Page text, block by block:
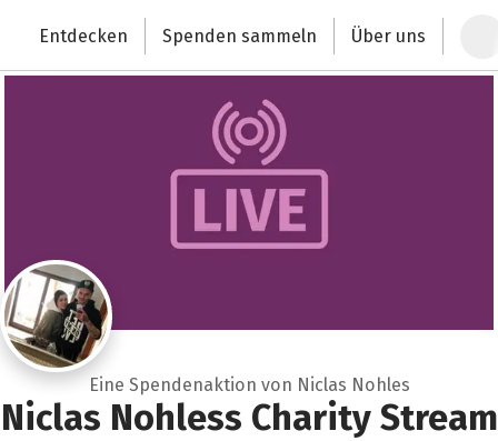
Deutschlands größte Spendenplattform
Entdecken Spenden sammeln Über uns
Eine Spendenaktion von Niclas Nohles
Niclas Nohless Charity Stream